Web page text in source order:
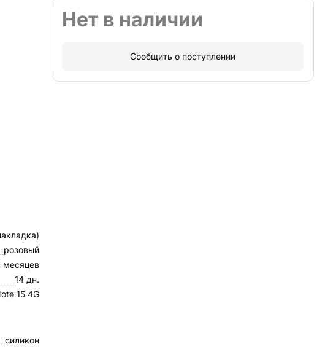
розовый
месяцев
14 дн.
15 4G
силикон
Нет в наличии
Сообщить о поступлении